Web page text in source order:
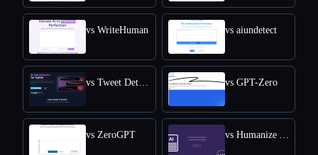
vs WriteHuman vs aiundetect
vs Tweet Detective vs GPT-Zero
vs ZeroGPT vs Humanize AI Text